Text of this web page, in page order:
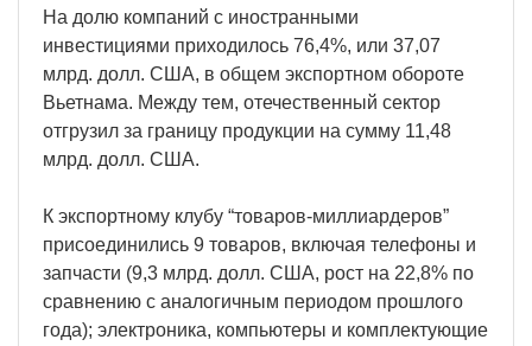
На долю компаний с иностранными
инвестициями приходилось 76,4%, или 37,07
млрд. долл. США, в общем экспортном обороте
Вьетнама. Между тем, отечественный сектор
отгрузил за границу продукции на сумму 11,48
млрд. долл. США.
К экспортному клубу “товаров-миллиардеров”
присоединились 9 товаров, включая телефоны и
запчасти (9,3 млрд. долл. США, рост на 22,8% по
сравнению с аналогичным периодом прошлого
года); электроника, компьютеры и комплектующие